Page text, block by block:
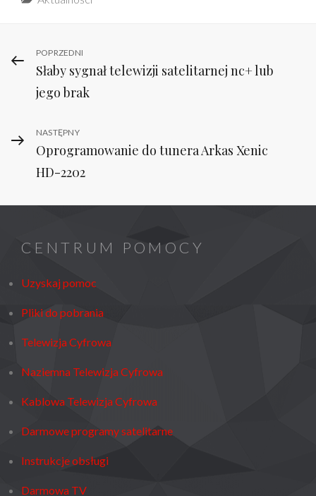
Nawigacja
wpisu
Previous
Post
POPRZEDNI
Słaby sygnał telewizji satelitarnej nc+ lub
jego brak
Next
Post
NASTĘPNY
Oprogramowanie do tunera Arkas Xenic
HD-2202
CENTRUM POMOCY
Uzyskaj pomoc
Pliki do pobrania
Telewizja Cyfrowa
Naziemna Telewizja Cyfrowa
Kablowa Telewizja Cyfrowa
Darmowe programy satelitarne
Instrukcje obsługi
Darmowa TV